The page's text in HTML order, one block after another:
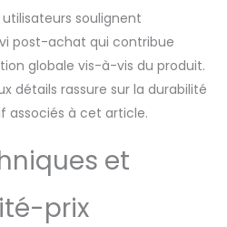
soulignent
post-achat qui contribue
globale vis-à-vis du produit.
détails rassure sur la durabilité
associés à cet article.
et
prix